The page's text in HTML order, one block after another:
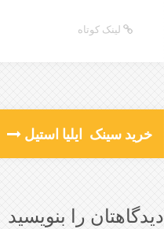
لینک کوتاه
خرید سینک ایلیا استیل
دیدگاهتان را بنویسید